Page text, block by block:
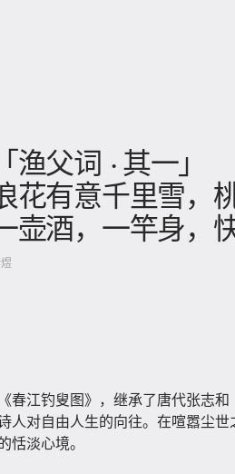
「渔父词 · 其一」
花有意千里雪，
壶酒，一竿身，
春江钓叟图》，继承了唐代张志
人对自由人生的向往。在喧嚣尘
恬淡心境。